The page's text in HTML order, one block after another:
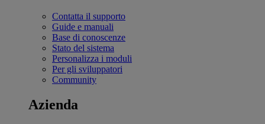
Contatta il supporto
Guide e manuali
Base di conoscenze
Stato del sistema
Personalizza i moduli
Per gli sviluppatori
Community
Azienda